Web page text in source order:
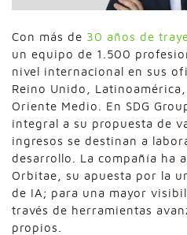
Con más de 30 años de
un equipo de 1.500
nivel internacional en sus
Reino Unido,
Oriente Medio. En SDG
integral a su propuesta de
ingresos se destinan a
desarrollo. La compañía ha
Orbitae, su apuesta por la
de IA; para una mayor
través de herramientas
propios.